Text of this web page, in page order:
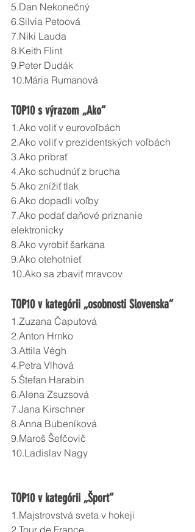
5.Dan Nekonečný
6.Silvia Petoová
7.Niki Lauda
8.Keith Flint
9.Peter Dudák
10.Mária Rumanová
TOP10 s výrazom „Ako“
1.Ako voliť v eurovoľbách
2.Ako voliť v prezidentských voľbách
3.Ako pribrať
4.Ako schudnúť z brucha
5.Ako znížiť tlak
6.Ako dopadli voľby
7.Ako podať daňové priznanie
elektronicky
8.Ako vyrobiť šarkana
9.Ako otehotnieť
10.Ako sa zbaviť mravcov
TOP10 v kategórii „osobnosti Slovenska“
1.Zuzana Čaputová
2.Anton Hrnko
3.Attila Végh
4.Petra Vlhová
5.Štefan Harabin
6.Alena Zsuzsová
7.Jana Kirschner
8.Anna Bubeníková
9.Maroš Šefčovič
10.Ladislav Nagy
TOP10 v kategórii „Šport“
1.Majstrovstvá sveta v hokeji